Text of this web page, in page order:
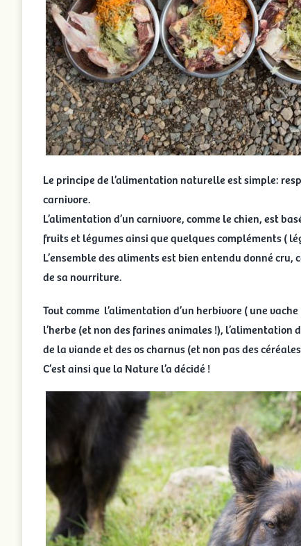
Le principe de l’alimentation naturelle est simple:
carnivore.
L’alimentation d’un carnivore, comme le chien, est
fruits et légumes ainsi que quelques compléments (
L’ensemble des aliments est bien entendu donné
de sa nourriture.
Tout comme l’alimentation d’un herbivore ( une
l’herbe (et non des farines animales !), l’alimentation
de la viande et des os charnus (et non pas des
C’est ainsi que la Nature l’a décidé !